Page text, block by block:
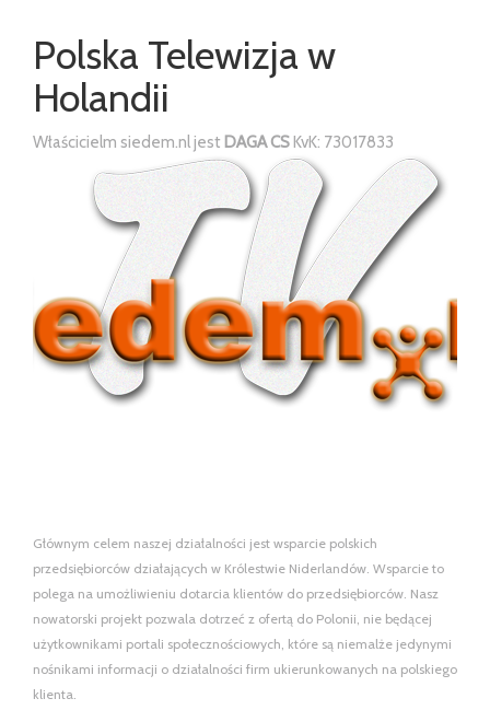
Polska Telewizja w
Holandii
Właścicielm siedem.nl jest DAGA CSKvK: 73017833
Głównym celem naszej działalności jest wsparcie polskich
przedsiębiorców działających w Królestwie Niderlandów. Wsparcie to
polega na umożliwieniu dotarcia klientów do przedsiębiorców. Nasz
nowatorski projekt pozwala dotrzeć z ofertą do Polonii, nie będącej
użytkownikami portali społecznościowych, które są niemalże jedynymi
nośnikami informacji o działalności firm ukierunkowanych na polskiego
klienta.